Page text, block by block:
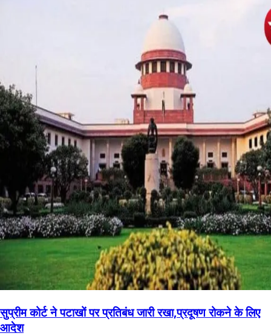
सुप्रीम कोर्ट ने पटाखों पर प्रतिबंध जारी रखा,प्रदूषण रोकने के लिए
आदेश